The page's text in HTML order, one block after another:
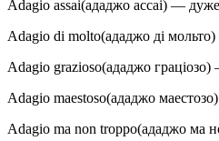
Adagio assai(ададжо accai) —
Adagio di molto(ададжо ді
Adagio grazioso(ададжо граціозо)
Adagio maestoso(ададжо
Adagio ma non troppo(ададжо ма